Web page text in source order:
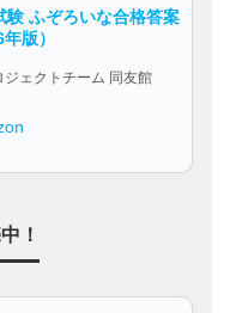
験 ふぞろいな合格答案
版）
ェクトチーム 同友館
！